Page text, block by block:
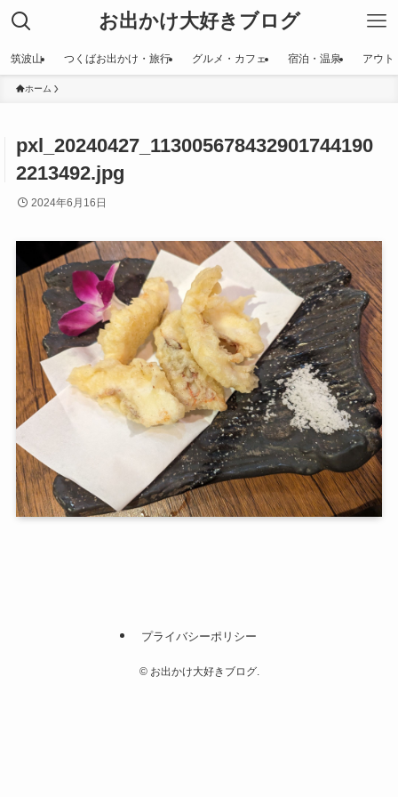
お出かけ大好きブログ
筑波山 つくばお出かけ・旅行 グルメ・カフェ 宿泊・温泉 アウト
ホーム
pxl_20240427_113005678432901744190
2213492.jpg
2024年6月16日
プライバシーポリシー
©お出かけ大好きブログ.